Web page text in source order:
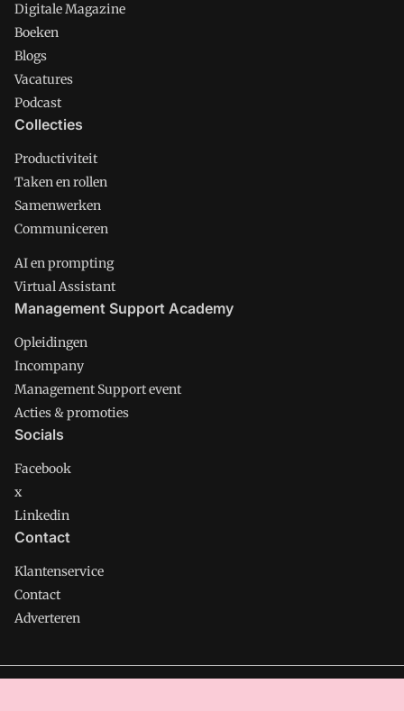
Digitale Magazine
Boeken
Blogs
Vacatures
Podcast
Collecties
Productiviteit
Taken en rollen
Samenwerken
Communiceren
AI en prompting
Virtual Assistant
Management Support Academy
Opleidingen
Incompany
Management Support event
Acties & promoties
Socials
Facebook
x
Linkedin
Contact
Klantenservice
Contact
Adverteren